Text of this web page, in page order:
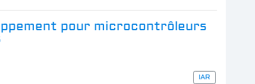
pour microcontrôleurs
IAR